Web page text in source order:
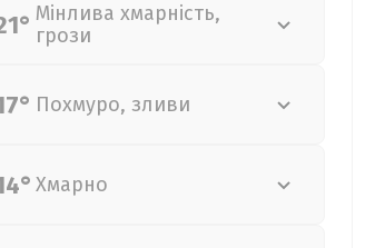
Мінлива хмарність,
грози
Похмуро, зливи
Хмарно